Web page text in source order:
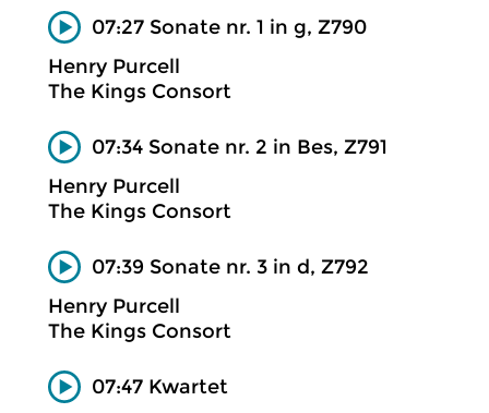
07:27 Sonate nr. 1 in g, Z790
Henry Purcell
The Kings Consort
07:34 Sonate nr. 2 in Bes, Z791
Henry Purcell
The Kings Consort
07:39 Sonate nr. 3 in d, Z792
Henry Purcell
The Kings Consort
07:47 Kwartet